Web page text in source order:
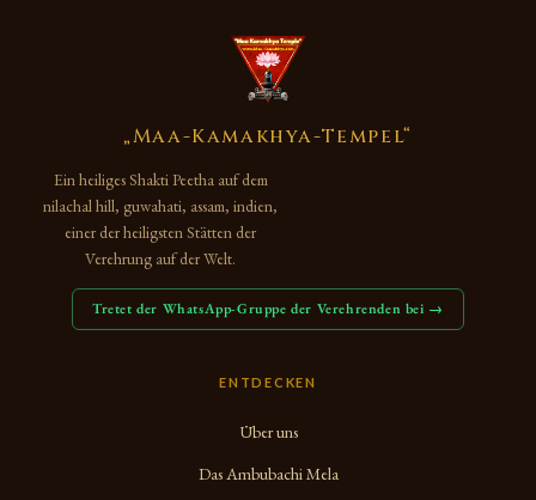
„Maa-Kamakhya-Tempel“
Ein heiliges Shakti Peetha auf dem
nilachal hill, guwahati, assam, indien,
einer der heiligsten Stätten der
Verehrung auf der Welt.
Tretet der WhatsApp-Gruppe der Verehrenden bei →
ENTDECKEN
Über uns
Das Ambubachi Mela